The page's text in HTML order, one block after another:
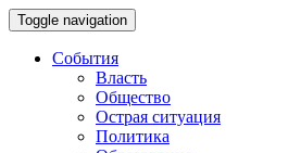
Toggle navigation
События
Власть
Общество
Острая ситуация
Политика